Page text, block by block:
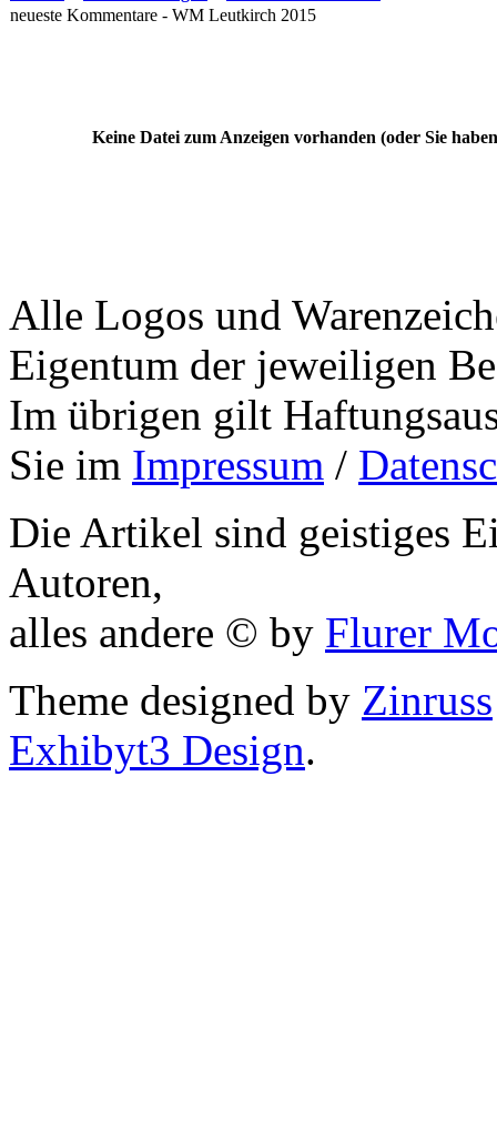
neueste Kommentare - WM Leutkirch 2015
Keine Datei zum Anzeigen vorhanden (oder Sie
Alle Logos und
Eigentum der jeweiligen
Im übrigen gilt
Sie im Impressum /
Die Artikel sind geistiges
Autoren,
alles andere © by Flurer
Theme designed by Zinruss
Exhibyt3 Design.